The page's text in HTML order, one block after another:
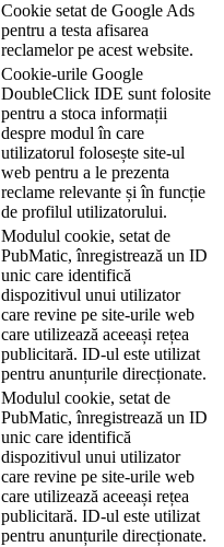
Cookie setat de Google Ads
pentru a testa afisarea
reclamelor pe acest website.
Cookie-urile Google
DoubleClick IDE sunt folosite
pentru a stoca informații
despre modul în care
utilizatorul folosește site-ul
web pentru a le prezenta
reclame relevante și în funcție
de profilul utilizatorului.
Modulul cookie, setat de
PubMatic, înregistrează un ID
unic care identifică
dispozitivul unui utilizator
care revine pe site-urile web
care utilizează aceeași rețea
publicitară. ID-ul este utilizat
pentru anunțurile direcționate.
Modulul cookie, setat de
PubMatic, înregistrează un ID
unic care identifică
dispozitivul unui utilizator
care revine pe site-urile web
care utilizează aceeași rețea
publicitară. ID-ul este utilizat
pentru anunțurile direcționate.